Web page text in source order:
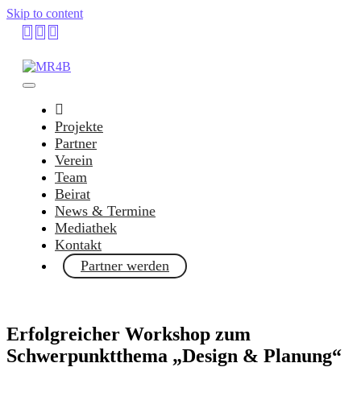
Skip to content
Projekte
Partner
Verein
Team
Beirat
News & Termine
Mediathek
Kontakt
Partner werden
Erfolgreicher Workshop zum
Schwerpunktthema „Design & Planung“